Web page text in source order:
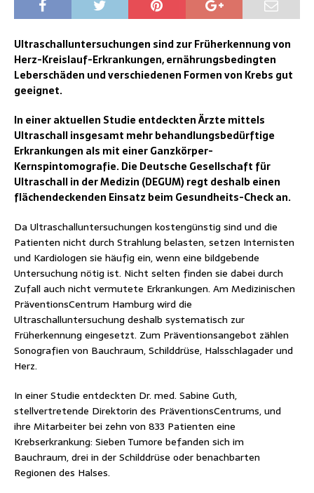
Ultraschalluntersuchungen sind zur Früherkennung von
Herz-Kreislauf-Erkrankungen, ernährungsbedingten
Leberschäden und verschiedenen Formen von Krebs gut
geeignet.
In einer aktuellen Studie entdeckten Ärzte mittels
Ultraschall insgesamt mehr behandlungsbedürftige
Erkrankungen als mit einer Ganzkörper-
Kernspintomografie. Die Deutsche Gesellschaft für
Ultraschall in der Medizin (DEGUM) regt deshalb einen
flächendeckenden Einsatz beim Gesundheits-Check an.
Da Ultraschalluntersuchungen kostengünstig sind und die
Patienten nicht durch Strahlung belasten, setzen Internisten
und Kardiologen sie häufig ein, wenn eine bildgebende
Untersuchung nötig ist. Nicht selten finden sie dabei durch
Zufall auch nicht vermutete Erkrankungen. Am Medizinischen
PräventionsCentrum Hamburg wird die
Ultraschalluntersuchung deshalb systematisch zur
Früherkennung eingesetzt. Zum Präventionsangebot zählen
Sonografien von Bauchraum, Schilddrüse, Halsschlagader und
Herz.
In einer Studie entdeckten Dr. med. Sabine Guth,
stellvertretende Direktorin des PräventionsCentrums, und
ihre Mitarbeiter bei zehn von 833 Patienten eine
Krebserkrankung: Sieben Tumore befanden sich im
Bauchraum, drei in der Schilddrüse oder benachbarten
Regionen des Halses.